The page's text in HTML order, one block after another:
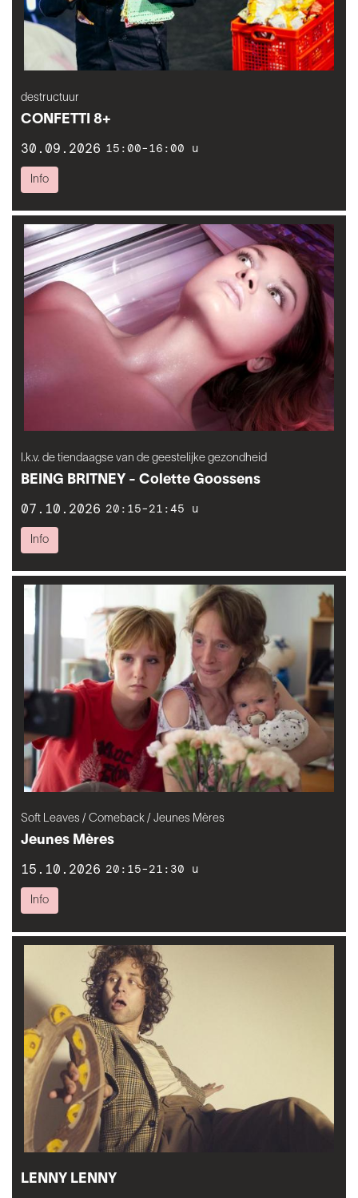
destructuur
CONFETTI 8+
30.09.2026 15:00-16:00 u
Info
I.k.v. de tiendaagse van de geestelijke gezondheid
BEING BRITNEY - Colette Goossens
07.10.2026 20:15-21:45 u
Info
Soft Leaves / Comeback / Jeunes Mères
Jeunes Mères
15.10.2026 20:15-21:30 u
Info
LENNY LENNY